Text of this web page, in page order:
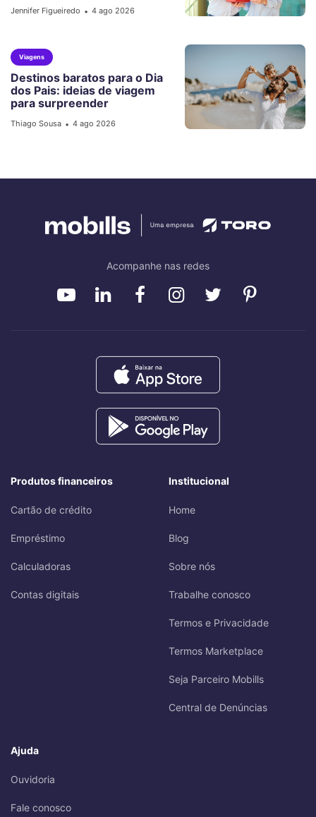
Jennifer Figueiredo • 4 ago 2026
Viagens
Destinos baratos para o Dia
dos Pais: ideias de viagem
para surpreender
Thiago Sousa • 4 ago 2026
Acompanhe nas redes
Produtos financeiros
Cartão de crédito
Empréstimo
Calculadoras
Contas digitais
Institucional
Home
Blog
Sobre nós
Trabalhe conosco
Termos e Privacidade
Termos Marketplace
Seja Parceiro Mobills
Central de Denúncias
Ajuda
Ouvidoria
Fale conosco